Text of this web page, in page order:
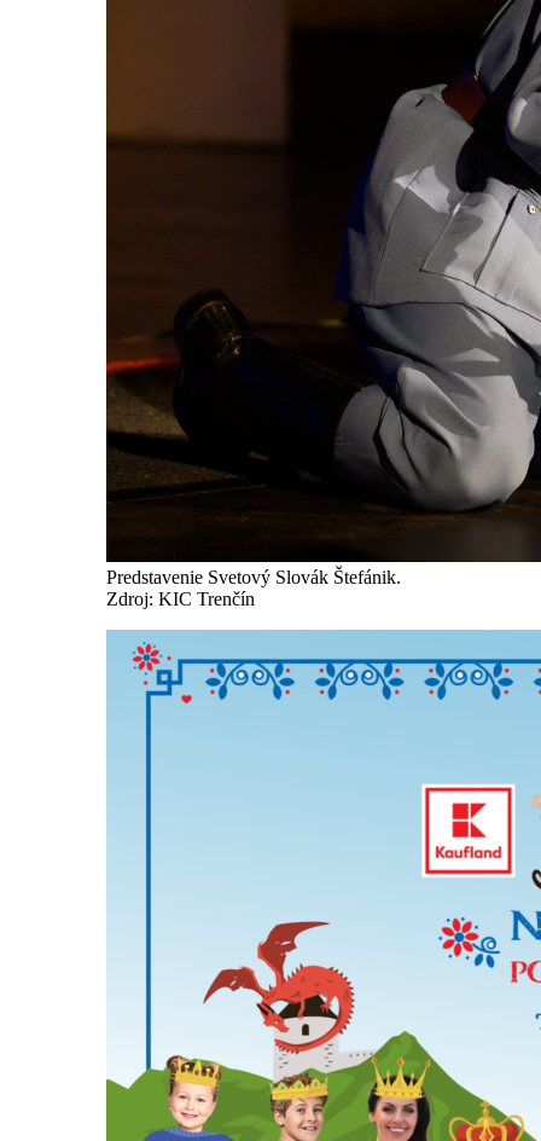
Predstavenie Svetový Slovák Štefánik.
Zdroj: KIC Trenčín